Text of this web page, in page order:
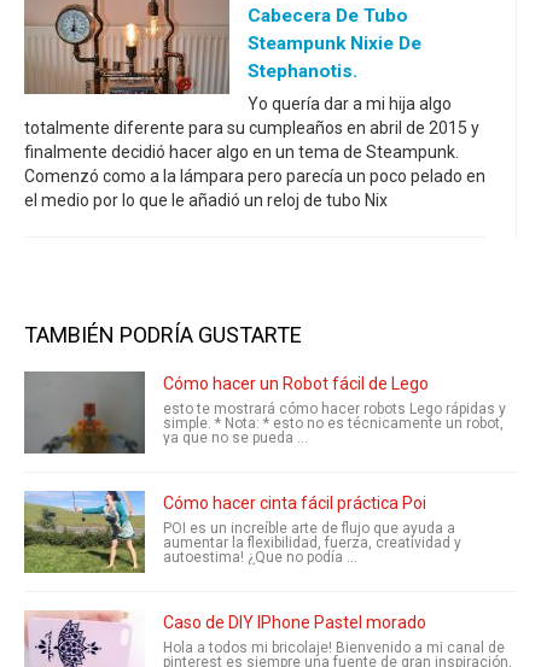
Cabecera De Tubo
Steampunk Nixie De
Stephanotis.
Yo quería dar a mi hija algo
totalmente diferente para su cumpleaños en abril de 2015 y
finalmente decidió hacer algo en un tema de Steampunk.
Comenzó como a la lámpara pero parecía un poco pelado en
el medio por lo que le añadió un reloj de tubo Nix
TAMBIÉN PODRÍA GUSTARTE
Cómo hacer un Robot fácil de Lego
esto te mostrará cómo hacer robots Lego rápidas y
simple. * Nota: * esto no es técnicamente un robot,
ya que no se pueda ...
Cómo hacer cinta fácil práctica Poi
POI es un increíble arte de flujo que ayuda a
aumentar la flexibilidad, fuerza, creatividad y
autoestima! ¿Que no podía ...
Caso de DIY IPhone Pastel morado
Hola a todos mi bricolaje! Bienvenido a mi canal de
pinterest es siempre una fuente de gran inspiración,